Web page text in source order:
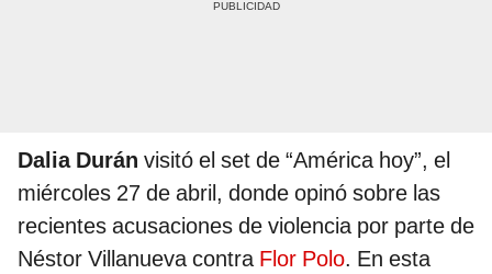
Dalia Durán visitó el set de “América hoy”, el
miércoles 27 de abril, donde opinó sobre las
recientes acusaciones de violencia por parte de
Néstor Villanueva contraFlor Polo. En esta